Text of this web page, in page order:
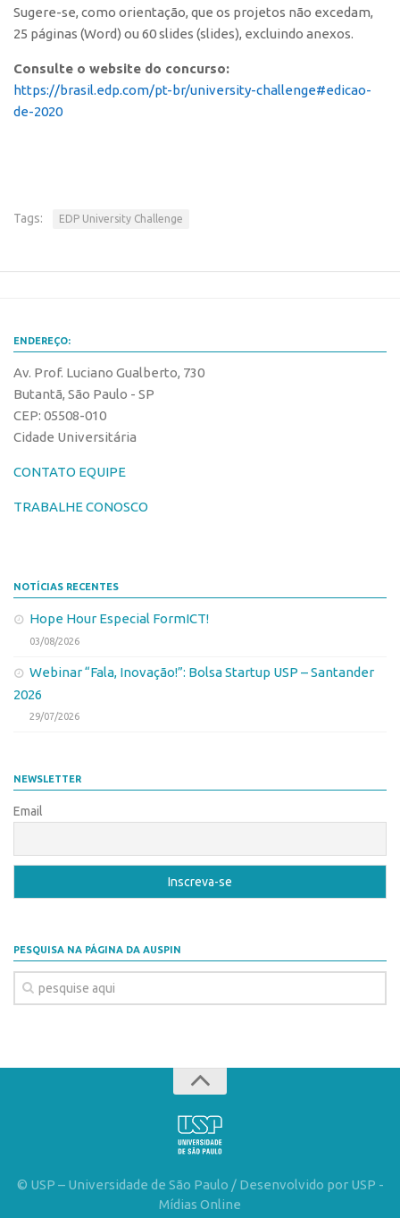
Patrimônio Genético
Transferência de Tecnologia
Editais de TT
Parcerias PD&I
Programas
Conexão USP
Banco de Patentes
Patentes em Destaque
Jornada Empreendedora
Bolsas
Bolsa Startup USP
CEPIX
PRPI/USP
InovaUSP
Eventos
Agenda AUSPIN
Sugere-se, como orientação, que os projetos não excedam,
25 páginas (Word) ou 60 slides (slides), excluindo anexos.
Consulte o website do concurso:
https://brasil.edp.com/pt-br/university-challenge#edicao-
de-2020
Tags: EDP University Challenge
ENDEREÇO:
Av. Prof. Luciano Gualberto, 730
Butantã, São Paulo - SP
CEP: 05508-010
Cidade Universitária
CONTATO EQUIPE
TRABALHE CONOSCO
NOTÍCIAS RECENTES
Hope Hour Especial FormICT!
03/08/2026
Webinar “Fala, Inovação!”: Bolsa Startup USP – Santander
2026
29/07/2026
NEWSLETTER
Email
PESQUISA NA PÁGINA DA AUSPIN
© USP – Universidade de São Paulo / Desenvolvido por USP -
Mídias Online